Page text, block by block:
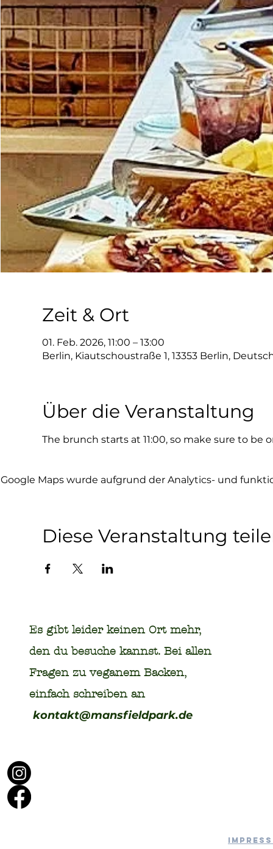
Zeit & Ort
01. Feb. 2026, 11:00 – 13:00
Berlin, Kiautschoustraße 1, 13353 Berlin,
Über die Veranstaltung
The brunch starts at 11:00, so make sure to
Google Maps wurde aufgrund der Analytics- und
Diese Veranstaltung
Es gibt leider keinen Ort mehr,
den du besuche kannst. Bei allen
Fragen zu veganem Backen,
einfach schreiben an
kontakt@mansfieldpark.de